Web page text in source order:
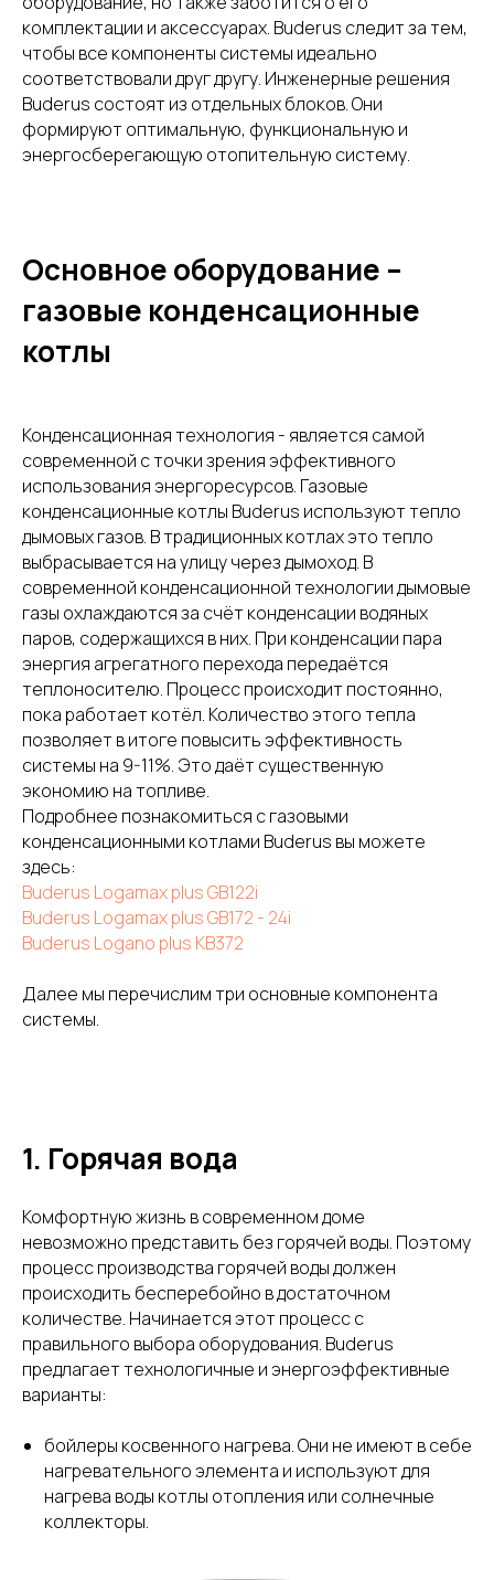
комплектации и аксессуарах. Buderus следит за тем,
чтобы все компоненты системы идеально
соответствовали друг другу. Инженерные решения
Buderus состоят из отдельных блоков. Они
формируют оптимальную, функциональную и
энергосберегающую отопительную систему.
Основное оборудование –
газовые конденсационные
котлы
Конденсационная технология - является самой
современной с точки зрения эффективного
использования энергоресурсов. Газовые
конденсационные котлы Buderus используют тепло
дымовых газов. В традиционных котлах это тепло
выбрасывается на улицу через дымоход. В
современной конденсационной технологии дымовые
газы охлаждаются за счёт конденсации водяных
паров, содержащихся в них. При конденсации пара
энергия агрегатного перехода передаётся
теплоносителю. Процесс происходит постоянно,
пока работает котёл. Количество этого тепла
позволяет в итоге повысить эффективность
системы на 9-11%. Это даёт существенную
экономию на топливе.
Подробнее познакомиться с газовыми
конденсационными котлами Buderus вы можете
здесь:
Buderus Logamax plus GB122i
Buderus Logamax plus GB172 - 24i
Buderus Logano plus KB372
Далее мы перечислим три основные компонента
системы.
1. Горячая вода
Комфортную жизнь в современном доме
невозможно представить без горячей воды. Поэтому
процесс производства горячей воды должен
происходить бесперебойно в достаточном
количестве. Начинается этот процесс с
правильного выбора оборудования. Buderus
предлагает технологичные и энергоэффективные
варианты:
бойлеры косвенного нагрева. Они не имеют в себе
нагревательного элемента и используют для
нагрева воды котлы отопления или солнечные
коллекторы.